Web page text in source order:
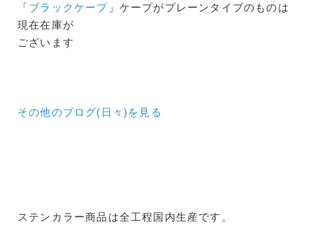
「ブラックケープ 」ケープがプレーンタイプのものは
現在在庫が
ございます
その他のブログ(日々) を見る
ステンカラー商品は全工程国内生産です。